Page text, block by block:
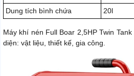
Dung tích bình chứa
20l
Máy khí nén Full Boar 2,5HP Twin
diện: vật liệu, thiết kế, gia công.